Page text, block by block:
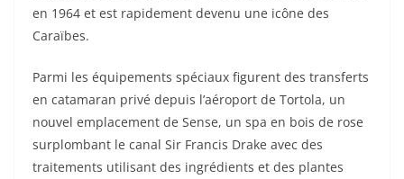
en 1964 et est rapidement devenu une icône des
Caraïbes.
Parmi les équipements spéciaux figurent des transferts
en catamaran privé depuis l’aéroport de Tortola, un
nouvel emplacement de Sense, un spa en bois de rose
surplombant le canal Sir Francis Drake avec des
traitements utilisant des ingrédients et des plantes